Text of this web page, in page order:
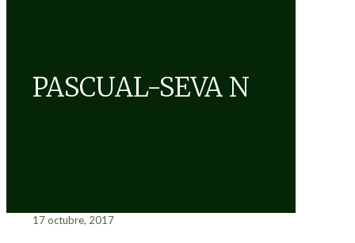
PASCUAL-SEVA N
17 octubre, 2017